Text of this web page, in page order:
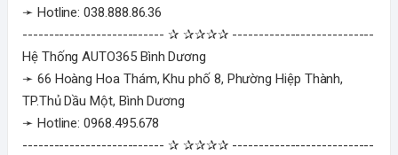
➛ Hotline: 038.888.86.36
--------------------------- ✰ ✰✰✰✰ ---------------------------
Hệ Thống AUTO365 Bình Dương
➛ 66 Hoàng Hoa Thám, Khu phố 8, Phường Hiệp Thành,
TP.Thủ Dầu Một, Bình Dương
➛ Hotline: 0968.495.678
--------------------------- ✰ ✰✰✰✰ ---------------------------